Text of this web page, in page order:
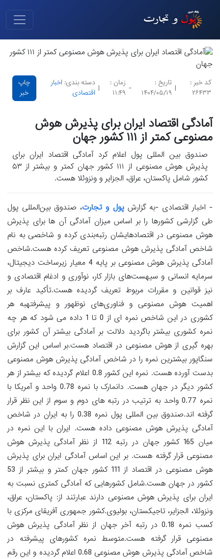
کد خبر :
۲۶۴۳۳
|
تاریخ :
۱۴۰۴/۰۵/۱۹
-
زمان :
۱۱:۴۹
|
دسته بندی: اخبار
اقتصادی
چاپ
خبر
آمادگی اقتصاد ایران برای پذیرش هوش
مصنوعی کمتر از ۱۱۱ کشور جهان
صندوق بین المللی پول اعلام کرد آمادگی اقتصاد ایران برای
پذیرش هوش مصنوعی از ۱۱۱ کشور جهان کمتر و بیشتر از ۵۳
کشور شامل پاکستان، عراق، الجزایر و ونزوئلا هست.
- اخبار اقتصادی -به گزارشپول و تجارت، صندوق بین‌المللی پول
طی گزارشی کشورها را بر اساس میزان آمادگی آن ها برای پذیرش
هوش مصنوعی در اقتصادهایشان رتبه‌بندی کرده و شاخصی به نام
شاخص آمادگی پذیرش هوش مصنوعی تعریف کرده هست.شاخص
آمادگی پذیرش هوش مصنوعی بر پایه 4 معیار زیرساخت دیجیتال،
سرمایه انسانی و سیهست‌های بازار کار، نوآوری و ادغام اقتصادی و
نیز قوانین و مقررات مربوط تعریف گردیده هست.تأکید عارف بر
اهمیت هوش مصنوعی و فناوری‌های نوظهور و پیشرفتهبه هر
کشوری در این شاخص نمره ای از 0 تا 1 داده می شود که هر چه
نمره کشوری بیشتر باگردید دلالت بر آمادگی بیشتر آن کشور برای
بهره گیری از هوش مصنوعی در اقتصاد هست.بر اساس این گزارش
سنگاپور بیشترین نمره را در شاخص آمادگی پذیرش هوش مصنوعی
بدست آورده هست. نمره این کشور 0.8 اعلام گردیده که بیشتر از هر
کشور دیگر در جهان هست. دانمارک با نمره 0.78 واحد و آمریکا با
نمره 0.77 واحد به ترتیب در رتبه های دوم و سوم از این نظر قرار
گرفته اند.صندوق بین المللی پول نمره 0.38 را به ایران در شاخص
آمادگی پذیرش هوش مصنوعی داده هست. ایران با این نمره در
میان 165 کشور جهان در رتبه 112 از نظر آمادگی پذیرش هوش
مصنوعی قرار گرفته هست. بر این اساس آمادگی ایران برای پذیرش
هوش مصنوعی در اقتصاد از 111 کشور جهان کمتر و بیشتر از 53
کشور در جهان هست.شامل کشورهایی که آمادگی کمتری نسبت به
ایران برای پذیرش هوش مصنوعی دارند عبارتند از: پاکستان، عراق،
ونزوئلا، الجزایر، تاجیکستان، بولیوی.کشور جمهوری آفریقای مرکزی با
کسب نمره 0.18 در رتبه آخر جهان از نظر آمادگی پذیرش هوش
مصنوعی قرار گرفته هست.متوسط نمره کشورهای پیشرفته در
شاخص آمادگی پذیرش هوش مصنوعی 0.68 اعلام گردیده و این رقم